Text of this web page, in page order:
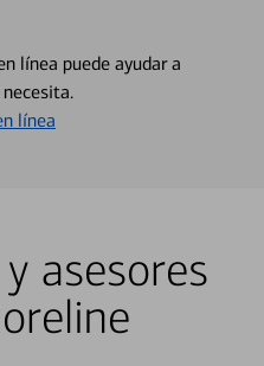
línea puede ayudar a
línea
asesores